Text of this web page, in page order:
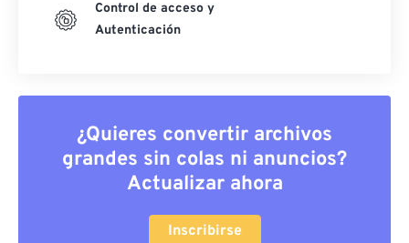
Control de acceso y
Autenticación
¿Quieres convertir archivos
grandes sin colas ni anuncios?
Actualizar ahora
Inscribirse